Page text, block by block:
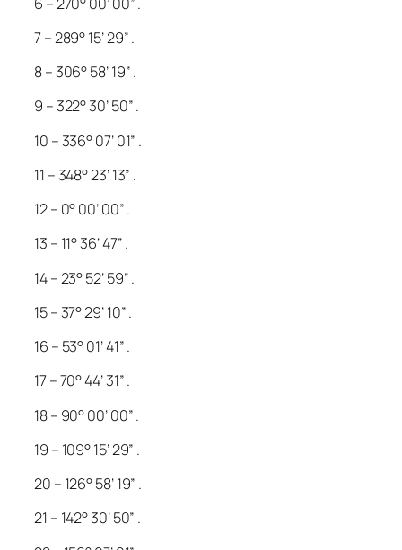
7 – 289° 15’ 29” .
8 – 306° 58’ 19” .
9 – 322° 30’ 50” .
10 – 336° 07’ 01” .
11 – 348° 23’ 13” .
12 – 0° 00’ 00” .
13 – 11° 36’ 47” .
14 – 23° 52’ 59” .
15 – 37° 29’ 10” .
16 – 53° 01’ 41” .
17 – 70° 44’ 31” .
18 – 90° 00’ 00” .
19 – 109° 15’ 29” .
20 – 126° 58’ 19” .
21 – 142° 30’ 50” .